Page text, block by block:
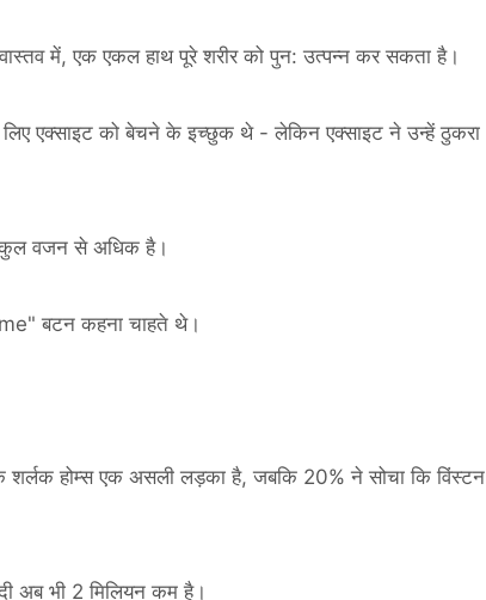
में, एक एकल हाथ पूरे शरीर को पुन: उत्पन्न कर सकता है।
एक्साइट को बेचने के इच्छुक थे - लेकिन एक्साइट ने उन्हें ठुकरा
कुल वजन से अधिक है।
बटन कहना चाहते थे।
शर्लक होम्स एक असली लड़का है, जबकि 20% ने सोचा कि विंस्टन
भी 2 मिलियन कम है।